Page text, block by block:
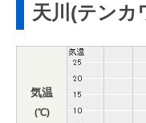
天川(テンカ
気温
(℃)